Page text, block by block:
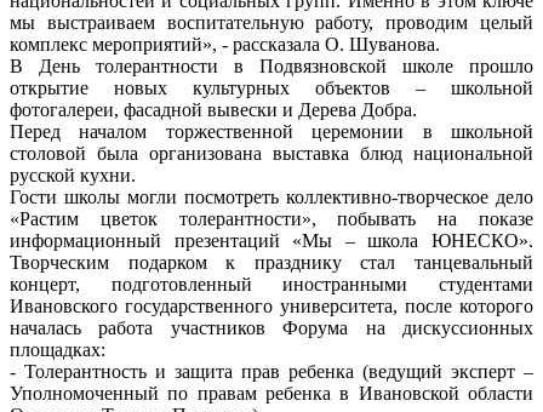
мы выстраиваем воспитательную работу,проводим целый
комплекс мероприятий», - рассказала О. Шуванова.
В День толерантности в Подвязновской школе
прошло
открытие
новых культурных объектов – школьной
фотогалереи, фасадной вывески и Дерева Добра.
Перед
началом торжественной церемонии вшкольной
столовой была организована выставка блюд национальной
русской кухни.
Гости школы могли посмотреть коллективно-творческое дело
«Растим цветок толерантности»,побывать на
показе
информационный
презентаций «Мы –школа ЮНЕСКО».
Творческим
подаркомк празднику стал
танцевальный
концерт, подготовленный иностранными
студентами
Ивановского государственного университета, после которого
началась
работа участников Форума на
дискуссионных
площадках:
- Толерантность и защита прав ребенка (ведущий эксперт –
Уполномоченный по правам ребенка в Ивановской области